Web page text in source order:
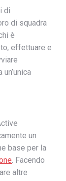
di
di squadra
è
effettuare e
un
base per la
. Facendo
altre